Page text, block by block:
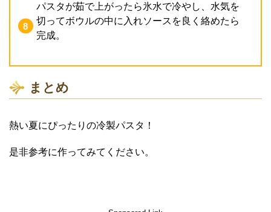
パスタが茹で上がったら氷水で冷やし、水気を
切ってボウルの中に入れソースを良く絡めたら
完成。
まとめ
熱い夏にぴったりの冷製パスタ！
是非参考に作ってみてください。